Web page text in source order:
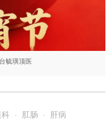
毓璜顶医
· 肛肠 · 肝病